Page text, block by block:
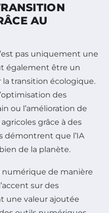
AU
pas uniquement une
également être un
transition écologique.
des
ou l’amélioration de
grâce à des
démontrent que l’IA
de la planète.
numérique de manière
sur des
une valeur ajoutée